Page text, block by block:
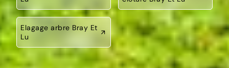
Elagage arbre Bray Et
Lu